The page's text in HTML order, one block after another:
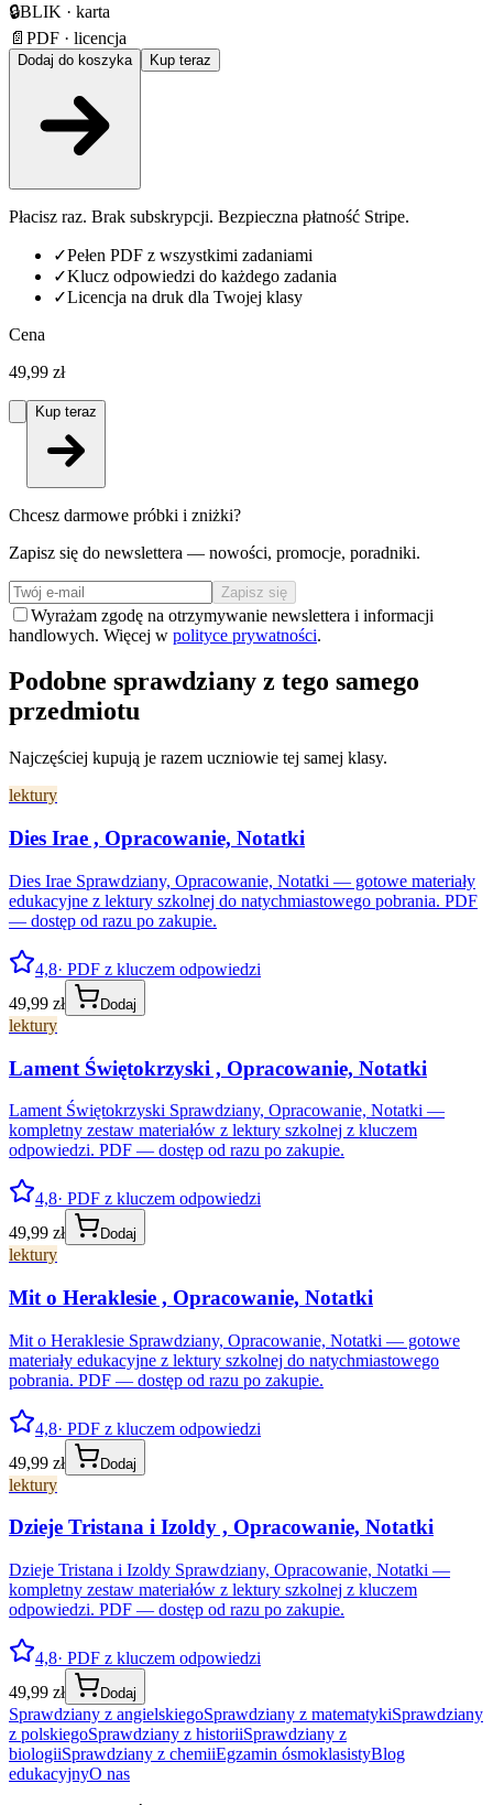
🔒BLIK · karta
📄 PDF · licencja
Dodaj do koszyka Kup teraz
Płacisz raz. Brak subskrypcji. Bezpieczna płatność Stripe.
✓Pełen PDF z wszystkimi zadaniami
✓Klucz odpowiedzi do każdego zadania
✓Licencja na druk dla Twojej klasy
Cena
49,99 zł
Kup teraz
Chcesz darmowe próbki i zniżki?
Zapisz się do newslettera — nowości, promocje, poradniki.
Zapisz się
Wyrażam zgodę na otrzymywanie newslettera i informacji
handlowych. Więcej w polityce prywatności.
Podobne sprawdziany z tego samego
przedmiotu
Najczęściej kupują je razem uczniowie tej samej klasy.
lektury
Dies Irae , Opracowanie, Notatki
Dies Irae Sprawdziany, Opracowanie, Notatki — gotowe materiały
edukacyjne z lektury szkolnej do natychmiastowego pobrania. PDF
— dostęp od razu po zakupie.
4,8· PDF z kluczem odpowiedzi
49,99 zł
Dodaj
lektury
Lament Świętokrzyski , Opracowanie, Notatki
Lament Świętokrzyski Sprawdziany, Opracowanie, Notatki —
kompletny zestaw materiałów z lektury szkolnej z kluczem
odpowiedzi. PDF — dostęp od razu po zakupie.
4,8· PDF z kluczem odpowiedzi
49,99 zł
Dodaj
lektury
Mit o Heraklesie , Opracowanie, Notatki
Mit o Heraklesie Sprawdziany, Opracowanie, Notatki — gotowe
materiały edukacyjne z lektury szkolnej do natychmiastowego
pobrania. PDF — dostęp od razu po zakupie.
4,8· PDF z kluczem odpowiedzi
49,99 zł
Dodaj
lektury
Dzieje Tristana i Izoldy , Opracowanie, Notatki
Dzieje Tristana i Izoldy Sprawdziany, Opracowanie, Notatki —
kompletny zestaw materiałów z lektury szkolnej z kluczem
odpowiedzi. PDF — dostęp od razu po zakupie.
4,8· PDF z kluczem odpowiedzi
49,99 zł
Dodaj
Sprawdziany z angielskiegoSprawdziany z matematykiSprawdziany
z polskiegoSprawdziany z historiiSprawdziany z
biologiiSprawdziany z chemiiEgzamin ósmoklasistyBlog
edukacyjnyO nas